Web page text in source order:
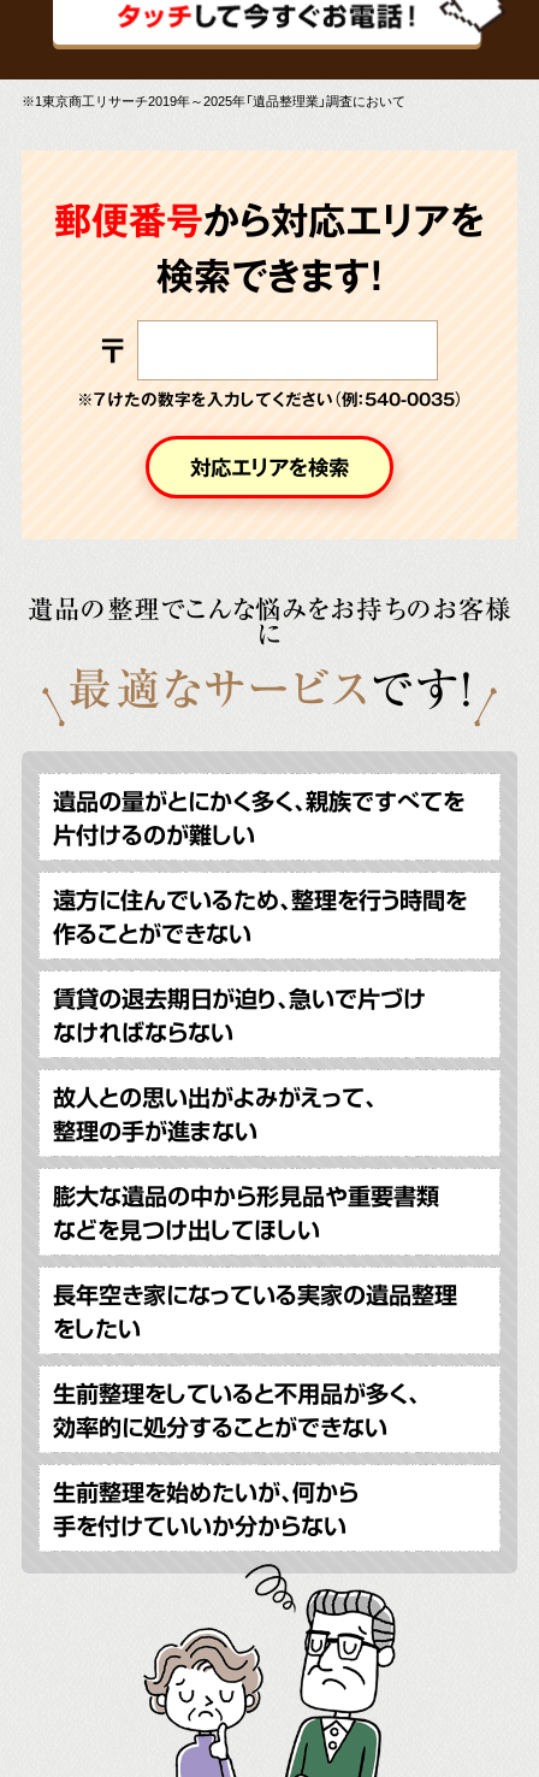
※1東京商工リサーチ2019年～2025年「遺品整理業」調査において
郵便番号から対応エリアを
検索できます!
〒
※７けたの数字を入力してください（例：540-0035）
対応エリアを検索
遺品の整理でこんな悩みをお持ちのお客様
に
最適なサービスです!
遺品の量がとにかく多く、親族ですべてを
片付けるのが難しい
遠方に住んでいるため、整理を行う時間を
作ることができない
賃貸の退去期日が迫り、急いで片づけ
なければならない
故人との思い出がよみがえって、
整理の手が進まない
膨大な遺品の中から形見品や重要書類
などを見つけ出してほしい
長年空き家になっている実家の遺品整理
をしたい
生前整理をしていると不用品が多く、
効率的に処分することができない
生前整理を始めたいが、何から
手を付けていいか分からない